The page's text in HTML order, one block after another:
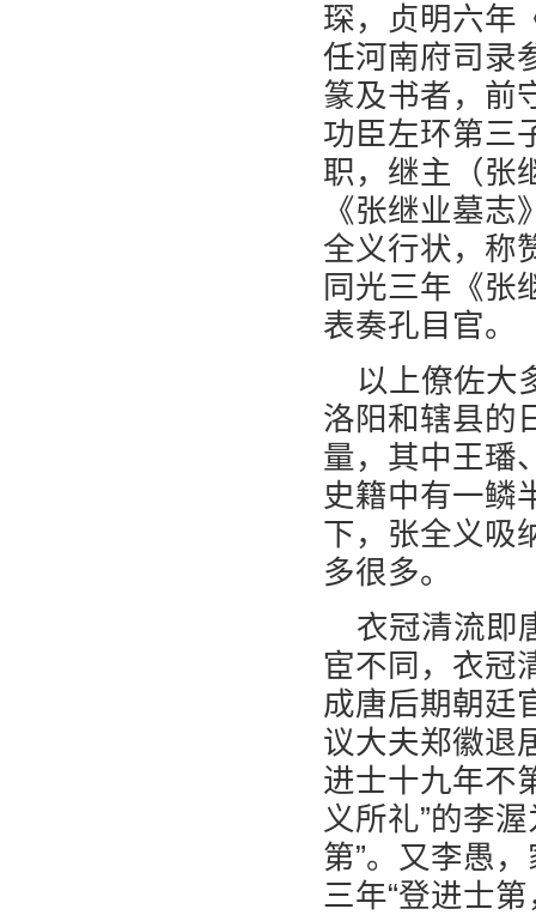
琛，贞明六年
任河南府司录
篆及书者，前
功臣左环第三
职，继主（张
《张继业墓
全义行状，称
同光三年《张
表奏孔目官。
以上僚佐大
洛阳和辖县的
量，其中王璠
史籍中有一鳞
下，张全义吸
多很多。
衣冠清流即
宦不同，衣冠
成唐后期朝廷
议大夫郑徽退
进士十九年不
义所礼”的李
第”。又李愚
三年“登进士